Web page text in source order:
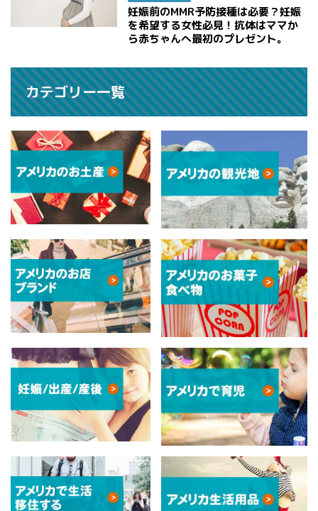
妊娠前のMMR予防接種は必要？妊娠
を希望する女性必見！抗体はママか
ら赤ちゃんへ最初のプレゼント。
カテゴリー一覧